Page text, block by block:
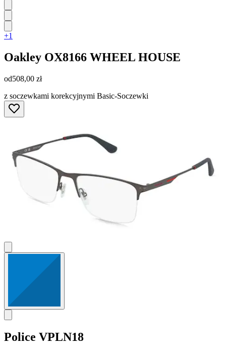
+1
Oakley OX8166 WHEEL HOUSE
od508,00 zł
z soczewkami korekcyjnymi Basic-Soczewki
Police VPLN18